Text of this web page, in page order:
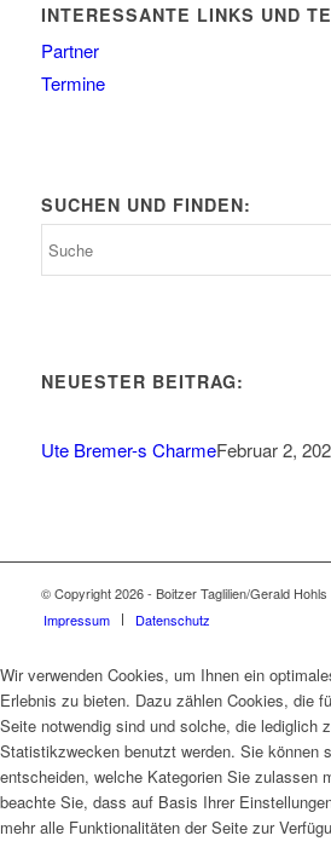
INTERESSANTE LINKS UND
Partner
Termine
SUCHEN UND FINDEN:
NEUESTER BEITRAG:
Ute Bremer-s CharmeFebruar 2,
© Copyright 2026 - Boitzer Taglilien/Gerald Hohls
Impressum
Datenschutz
Wir verwenden Cookies, um Ihnen ein
Erlebnis zu bieten. Dazu zählen Cookies, die
Seite notwendig sind und solche, die lediglich
Statistikzwecken benutzt werden. Sie können
entscheiden, welche Kategorien Sie zulassen
beachte Sie, dass auf Basis Ihrer
mehr alle Funktionalitäten der Seite zur